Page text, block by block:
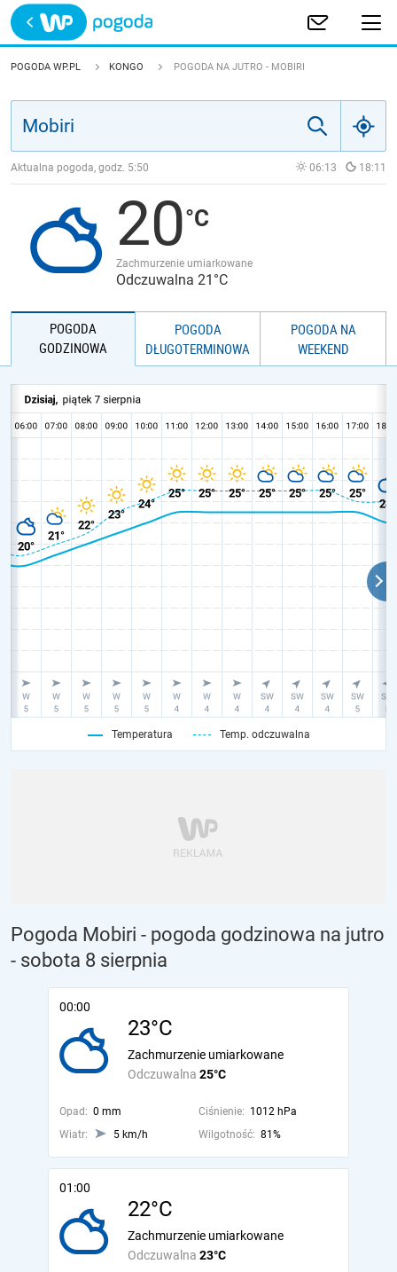
Trwa ładowanie
POLSKA
JAKOŚĆ POWIETRZA
POGODA WP.PL KONGO POGODA NA JUTRO - MOBIRI
Aktualna pogoda, godz. 5:50 06:13 18:11
20
Zachmurzenie umiarkowane
Odczuwalna 21°C
POGODA
GODZINOWA
POGODA
DŁUGOTERMINOWA
POGODA NA
WEEKEND
Temperatura Temp. odczuwalna
Pogoda Mobiri - pogoda godzinowa na jutro
- sobota 8 sierpnia
00:00
23°C
Odczuwalna 25°C
Zachmurzenie umiarkowane
Opad: 0 mm Ciśnienie: 1012 hPa
Wiatr:
5 km/h Wilgotność: 81%
01:00
22°C
Odczuwalna 23°C
Zachmurzenie umiarkowane